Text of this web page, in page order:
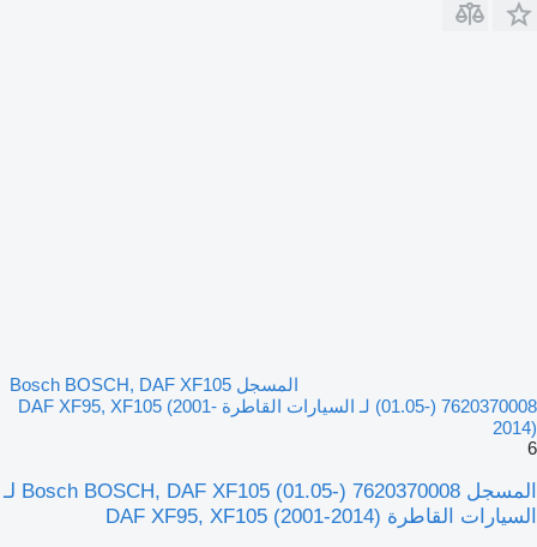
المسجل Bosch BOSCH, DAF XF105
(01.05-) 7620370008 لـ السيارات القاطرة DAF XF95, XF105 (2001-
2014)
6
المسجل Bosch BOSCH, DAF XF105 (01.05-) 7620370008 لـ
السيارات القاطرة DAF XF95, XF105 (2001-2014)